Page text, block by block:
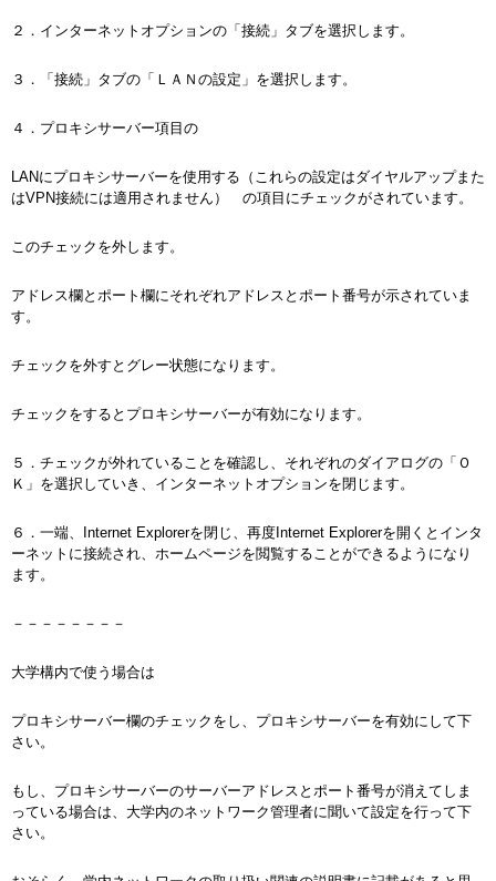
２．インターネットオプションの「接続」タブを選択します。
３．「接続」タブの「ＬＡＮの設定」を選択します。
４．プロキシサーバー項目の
LANにプロキシサーバーを使用する（これらの設定はダイヤルアップまた
はVPN接続には適用されません） の項目にチェックがされています。
このチェックを外します。
アドレス欄とポート欄にそれぞれアドレスとポート番号が示されていま
す。
チェックを外すとグレー状態になります。
チェックをするとプロキシサーバーが有効になります。
５．チェックが外れていることを確認し、それぞれのダイアログの「Ｏ
Ｋ」を選択していき、インターネットオプションを閉じます。
６．一端、Internet Explorerを閉じ、再度Internet Explorerを開くとインタ
ーネットに接続され、ホームページを閲覧することができるようになり
ます。
－－－－－－－－
大学構内で使う場合は
プロキシサーバー欄のチェックをし、プロキシサーバーを有効にして下
さい。
もし、プロキシサーバーのサーバーアドレスとポート番号が消えてしま
っている場合は、大学内のネットワーク管理者に聞いて設定を行って下
さい。